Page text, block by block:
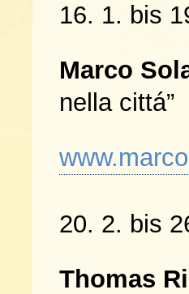
16. 1. bis
Marco
nella cittá”
20. 2. bis
Thomas